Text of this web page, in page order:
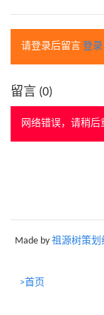
请登录后留言 登录
留言 (0)
网络错误，请稍后
Made by 祖源树策划
>首页